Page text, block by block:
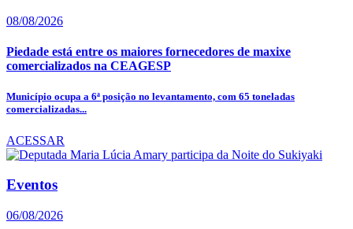
08/08/2026
Piedade está entre os maiores fornecedores de maxixe
comercializados na CEAGESP
Município ocupa a 6ª posição no levantamento, com 65 toneladas
comercializadas...
ACESSAR
Eventos
06/08/2026